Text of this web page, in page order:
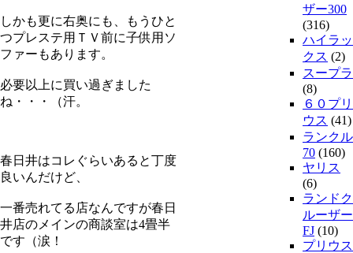
しかも更に右奥にも、もうひと
つプレステ用ＴＶ前に子供用ソ
ファーもあります。
必要以上に買い過ぎました
ね・・・（汗。
春日井はコレぐらいあると丁度
良いんだけど、
一番売れてる店なんですが春日
井店のメインの商談室は4畳半
です（涙！
ザー300
(316)
ハイラッ
クス (2)
スープラ
(8)
６０プリ
ウス (41)
ランクル
70 (160)
ヤリス
(6)
ランドク
ルーザー
FJ (10)
プリウス